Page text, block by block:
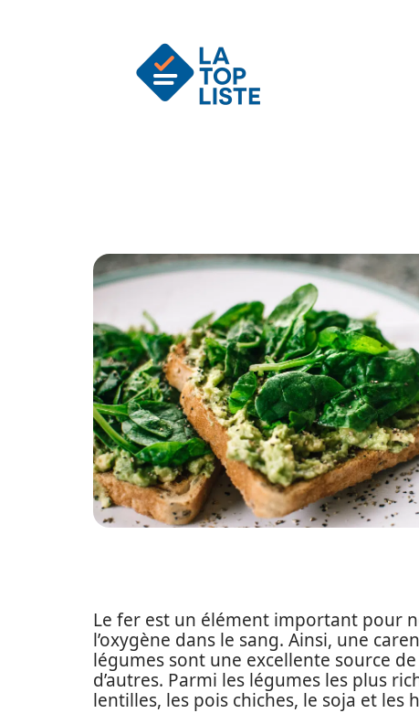
Le fer est un élément important pour
l’oxygène dans le sang. Ainsi, une
légumes sont une excellente source
d’autres. Parmi les légumes les plus
lentilles, les pois chiches, le soja et les